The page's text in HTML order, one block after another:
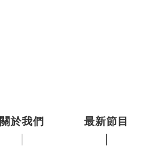
關於我們 最新節目